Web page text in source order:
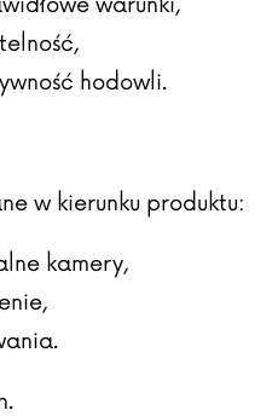
hodowli.
w kierunku produktu:
kamery,